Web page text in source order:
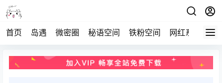
首页 岛遇 微密圈 秘语空间 铁粉空间 网红系列 打